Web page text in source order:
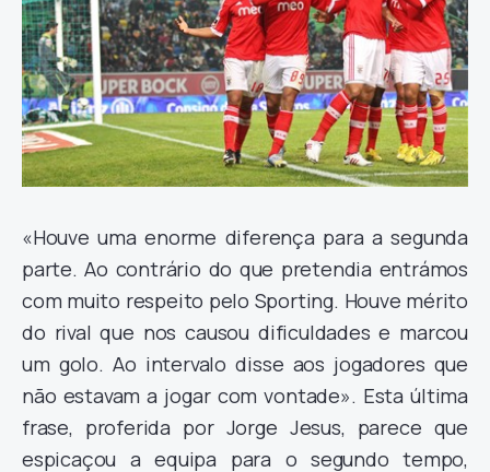
«Houve uma enorme diferença para a segunda
parte. Ao contrário do que pretendia entrámos
com muito respeito pelo Sporting. Houve mérito
do rival que nos causou dificuldades e marcou
um golo. Ao intervalo disse aos jogadores que
não estavam a jogar com vontade». Esta última
frase, proferida por Jorge Jesus, parece que
espicaçou a equipa para o segundo tempo,